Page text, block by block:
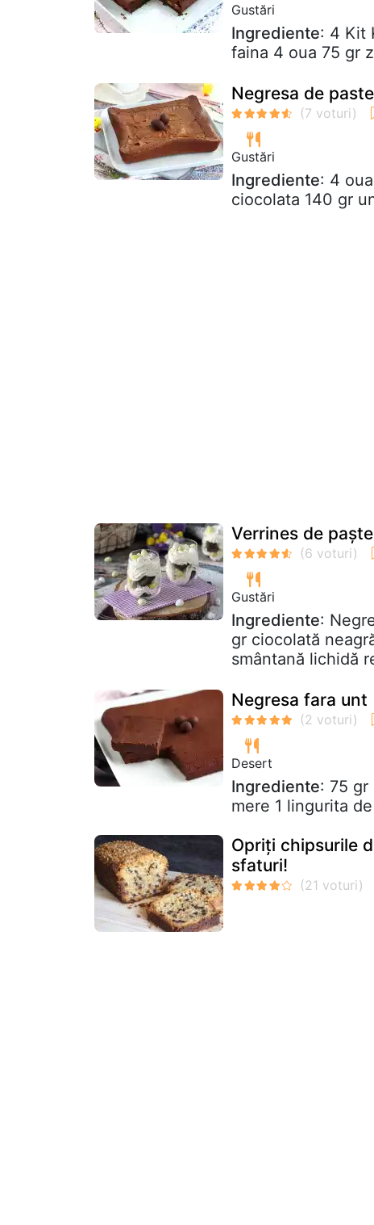
Gustări
Ingrediente: 4 Kit
faina 4 oua 75 gr
Negresa de
Gustări
Ingrediente: 4
ciocolata 140 gr
Verrines de
Gustări
Ingrediente:
gr ciocolată
smântană lichidă
Negresa fara unt
Desert
Ingrediente: 75 gr
mere 1 lingurita
Opriți chipsurile
sfaturi!